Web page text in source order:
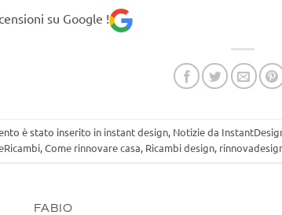
su Google !
è stato inserito in instant design, Notizie da
,Come rinnovare casa, Ricambi design,
FABIO